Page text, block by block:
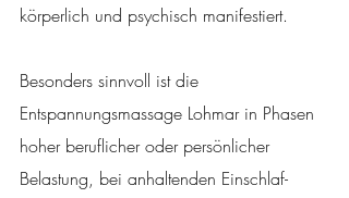
körperlich und psychisch manifestiert.
Besonders sinnvoll ist die
Entspannungsmassage Lohmar in Phasen
hoher beruflicher oder persönlicher
Belastung, bei anhaltenden Einschlaf-